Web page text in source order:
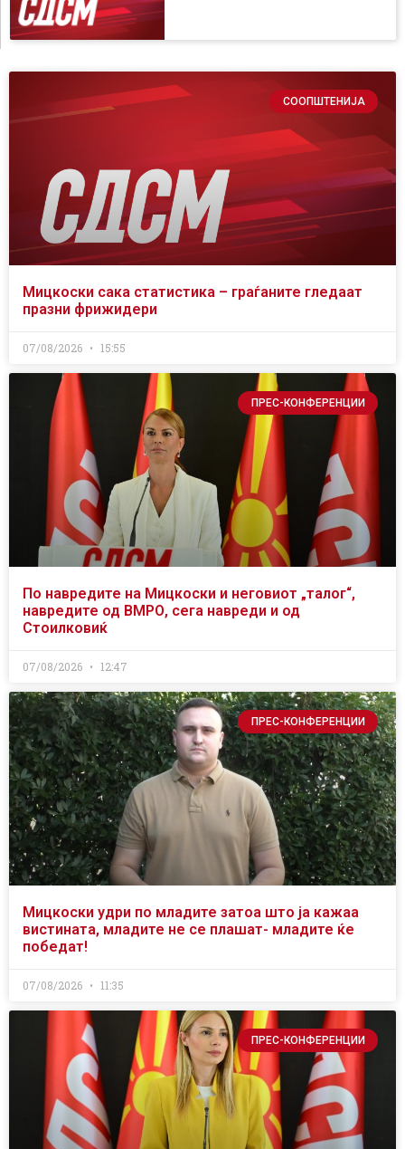
СООПШТЕНИЈА
Мицкоски сака статистика – граѓаните гледаат
празни фрижидери
07/08/2026 15:55
ПРЕС-КОНФЕРЕНЦИИ
По навредите на Мицкоски и неговиот „талог“,
навредите од ВМРО, сега навреди и од
Стоилковиќ
07/08/2026 12:47
ПРЕС-КОНФЕРЕНЦИИ
Мицкоски удри по младите затоа што ја кажаа
вистината, младите не се плашат- младите ќе
победат!
07/08/2026 11:35
ПРЕС-КОНФЕРЕНЦИИ